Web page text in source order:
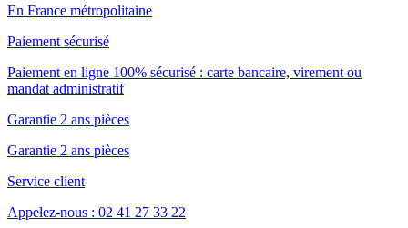
En France métropolitaine
Paiement sécurisé
Paiement en ligne 100% sécurisé : carte bancaire, virement ou
mandat administratif
Garantie 2 ans pièces
Garantie 2 ans pièces
Service client
Appelez-nous : 02 41 27 33 22